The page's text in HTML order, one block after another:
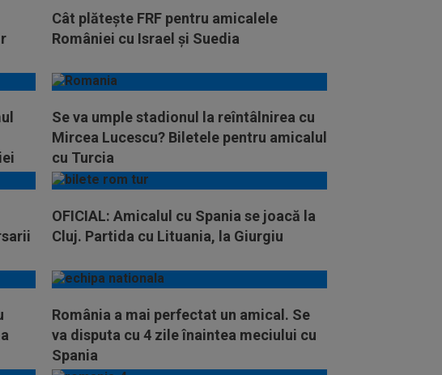
Cât plăteşte FRF pentru amicalele
României cu Israel şi Suedia
Se va umple stadionul la reîntâlnirea cu
Mircea Lucescu? Biletele pentru amicalul
cu Turcia
OFICIAL: Amicalul cu Spania se joacă la
Cluj. Partida cu Lituania, la Giurgiu
România a mai perfectat un amical. Se
va disputa cu 4 zile înaintea meciului cu
Spania